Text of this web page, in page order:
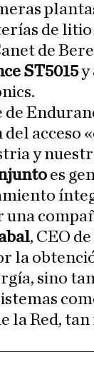
de litio
de
ST5015y
de
acceso
y
es
, CEO
la
sino
la Red, tan